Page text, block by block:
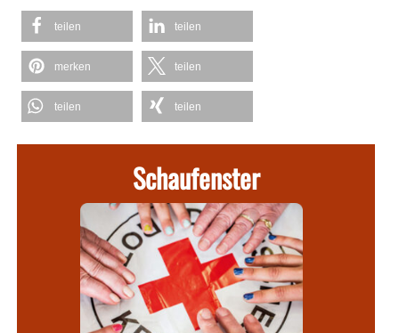
teilen teilen
merken teilen
teilen teilen
Schaufenster